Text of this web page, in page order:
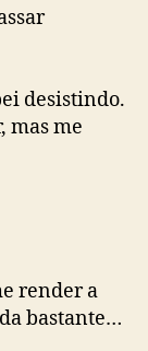
desistindo.
mas me
render a
bastante…